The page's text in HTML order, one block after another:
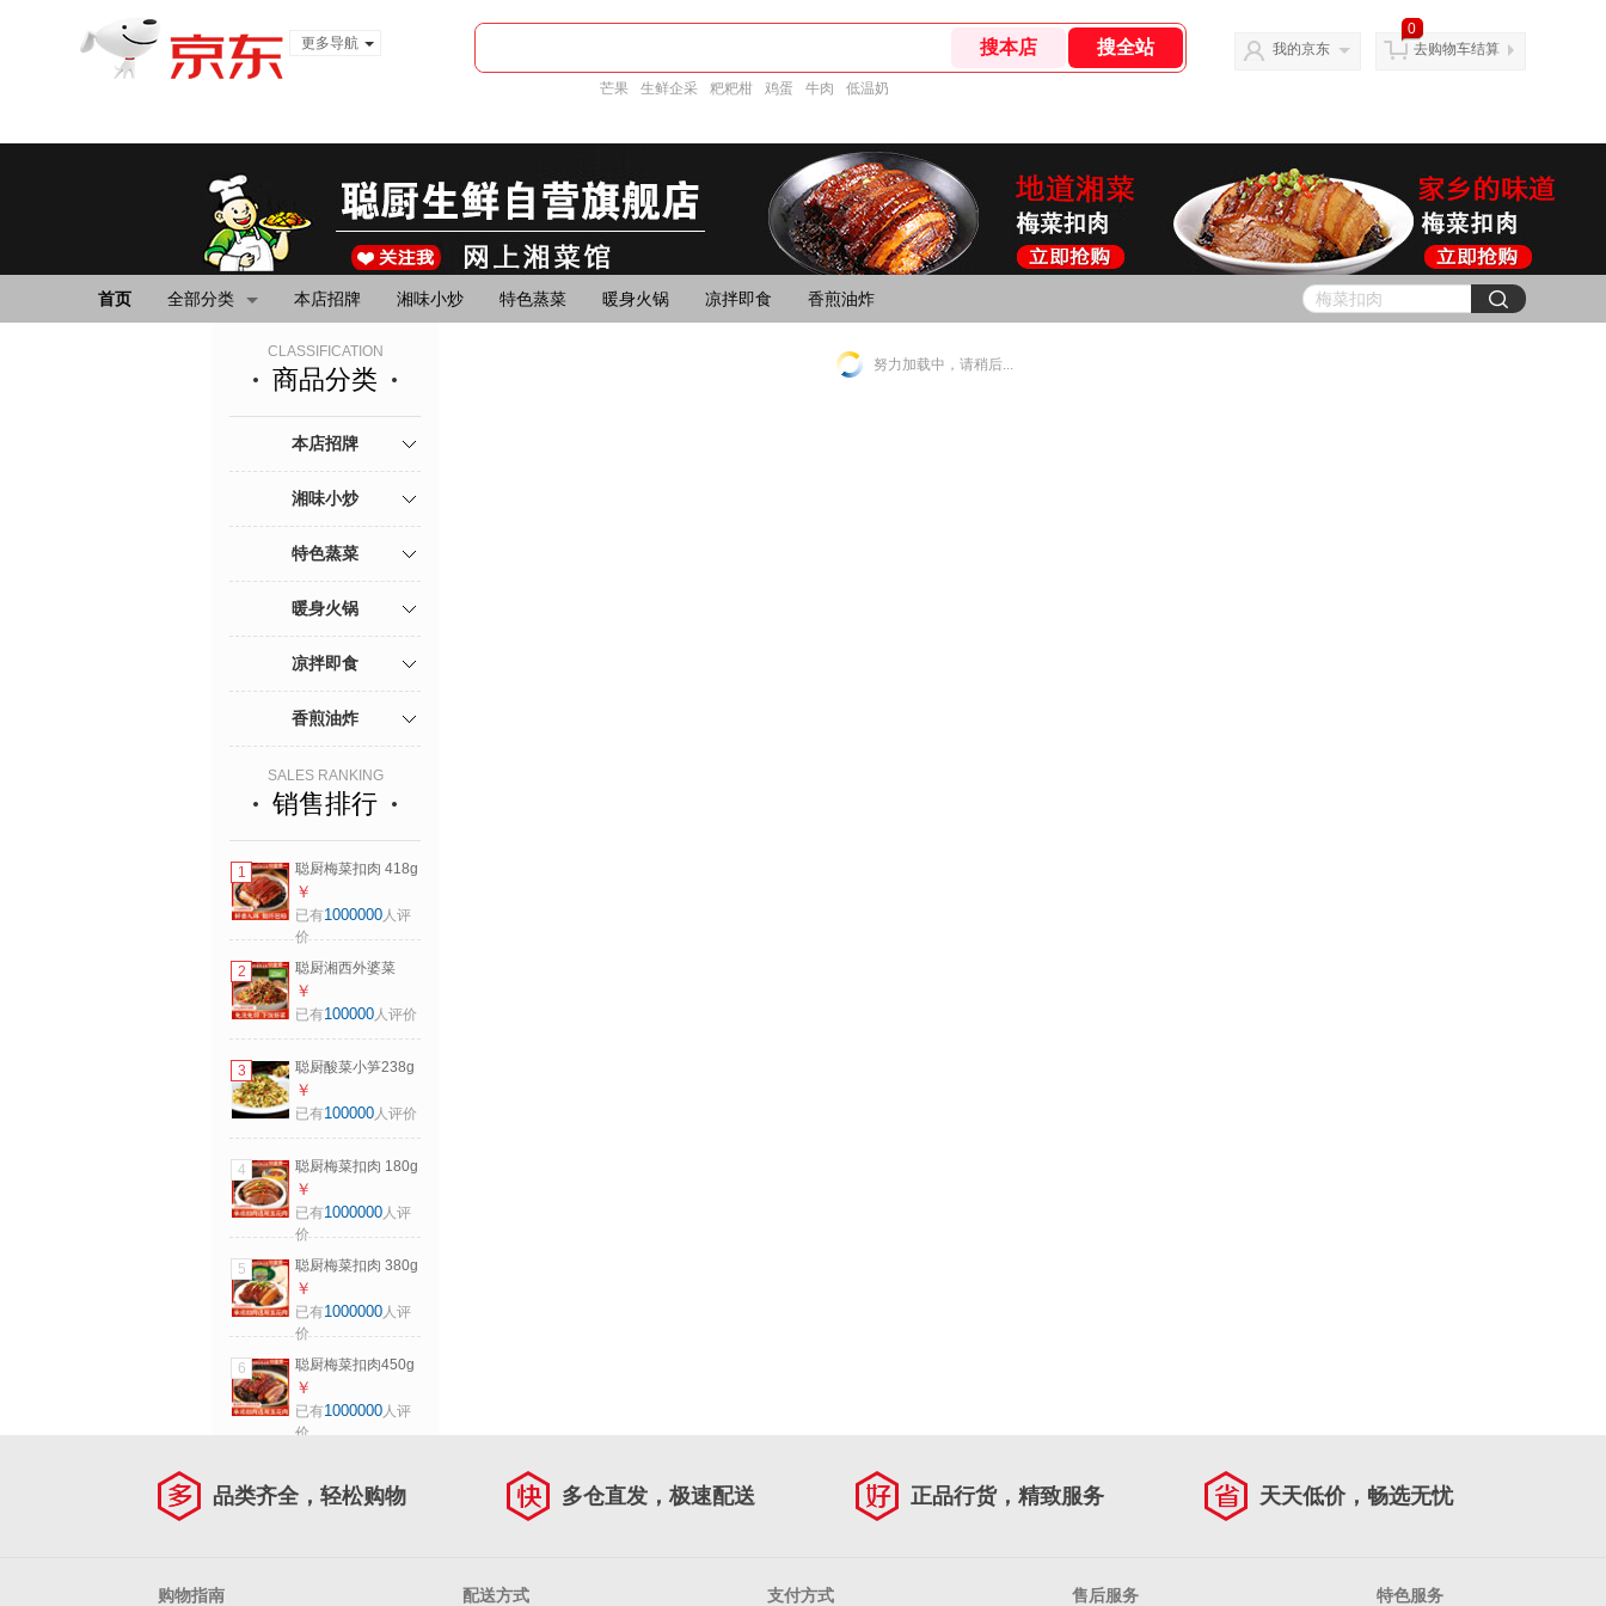
更多导航
芒果 生鲜企采 粑粑柑 鸡蛋 牛肉 低温奶
我的京东
0
去购物车结算
首页 全部分类 本店招牌 湘味小炒 特色蒸菜 暖身火锅 凉拌即食 香煎油炸
CLASSIFICATION
商品分类
本店招牌
湘味小炒
特色蒸菜
暖身火锅
凉拌即食
香煎油炸
SALES RANKING
销售排行
1
聪厨梅菜扣肉 418g
虎皮扣肉预制菜方
便菜肉类熟食香辣
味蒸菜
￥
已有1000000人评
价
2
聪厨湘西外婆菜
200g半成品预制蔬
菜下饭菜袋装炒制
￥
已有100000人评价
3
聪厨酸菜小笋238g
笋蔬菜老坛酸菜半
成品下饭菜炒制即
￥
已有100000人评价
4
聪厨梅菜扣肉 180g
五花肉蒸菜下饭菜
咸香味加热即食
￥
已有1000000人评
价
5
聪厨梅菜扣肉 380g
五花肉半成品熟食
下饭菜冷冻加热即
食
￥
已有1000000人评
价
6
聪厨梅菜扣肉450g
香辣味厚切猪肉五
花肉年夜饭加热即
食快手菜
￥
已有1000000人评
价
努力加载中，请稍后...
品类齐全，轻松购物 多仓直发，极速配送 正品行货，精致服务 天天低价，畅选无忧
购物指南 配送方式 支付方式 售后服务 特色服务